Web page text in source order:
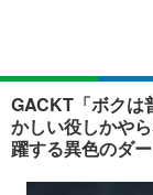
ショッピ
GACKT「ボクは
かしい役しかや
躍する異色のダ